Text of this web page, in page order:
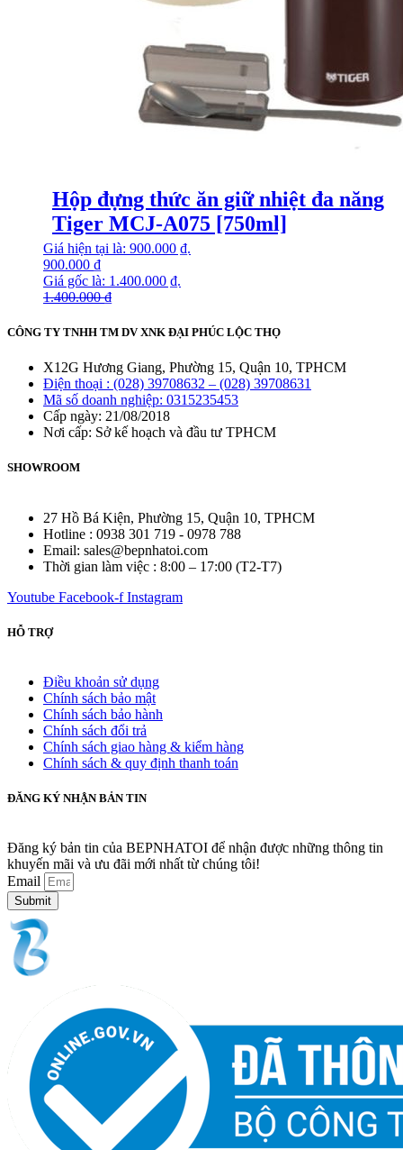
Hộp đựng thức ăn giữ nhiệt đa năng
Tiger MCJ-A075 [750ml]
1.400.000₫
Giá gốc là: 1.400.000 ₫.
900.000 ₫
Giá hiện tại là: 900.000 ₫.
CÔNG TY TNHH TM DV XNK ĐẠI PHÚC LỘC THỌ
X12G Hương Giang, Phường 15, Quận 10, TPHCM
Điện thoại : (028) 39708632 – (028) 39708631
Mã số doanh nghiệp: 0315235453
Cấp ngày: 21/08/2018
Nơi cấp: Sở kế hoạch và đầu tư TPHCM
SHOWROOM
27 Hồ Bá Kiện, Phường 15, Quận 10, TPHCM
Hotline : 0938 301 719 - 0978 788
Email: sales@bepnhatoi.com
Thời gian làm việc : 8:00 – 17:00 (T2-T7)
Youtube Facebook-f Instagram
HỖ TRỢ
Điều khoản sử dụng
Chính sách bảo mật
Chính sách bảo hành
Chính sách đổi trả
Chính sách giao hàng & kiểm hàng
Chính sách & quy định thanh toán
ĐĂNG KÝ NHẬN BẢN TIN
Đăng ký bản tin của BEPNHATOI để nhận được những thông tin
khuyến mãi và ưu đãi mới nhất từ chúng tôi!
Email
Submit